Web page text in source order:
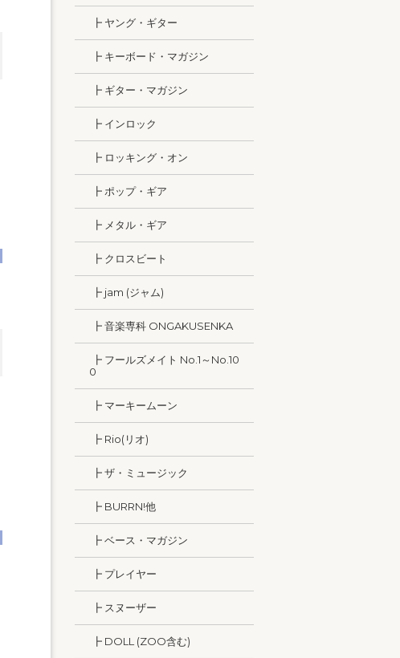
┣ ヤング・ギター
┣ キーボード・マガジン
┣ ギター・マガジン
┣ インロック
┣ ロッキング・オン
┣ ポップ・ギア
┣ メタル・ギア
┣ クロスビート
┣ jam (ジャム)
┣ 音楽専科 ONGAKUSENKA
┣ フールズメイト No.1～No.10
0
┣ マーキームーン
┣ Rio(リオ)
┣ ザ・ミュージック
┣ BURRN!他
┣ ベース・マガジン
┣ プレイヤー
┣ スヌーザー
┣ DOLL (ZOO含む)